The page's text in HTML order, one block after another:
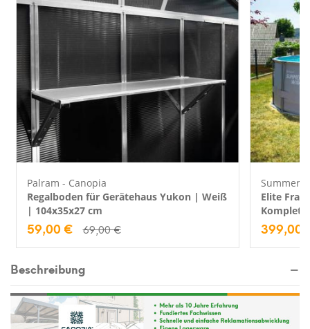
Palram - Canopia
Regalboden für Gerätehaus Yukon | Weiß
| 104x35x27 cm
59,00 € 69,00 €
Summer
Elite
399,00
Beschreibung